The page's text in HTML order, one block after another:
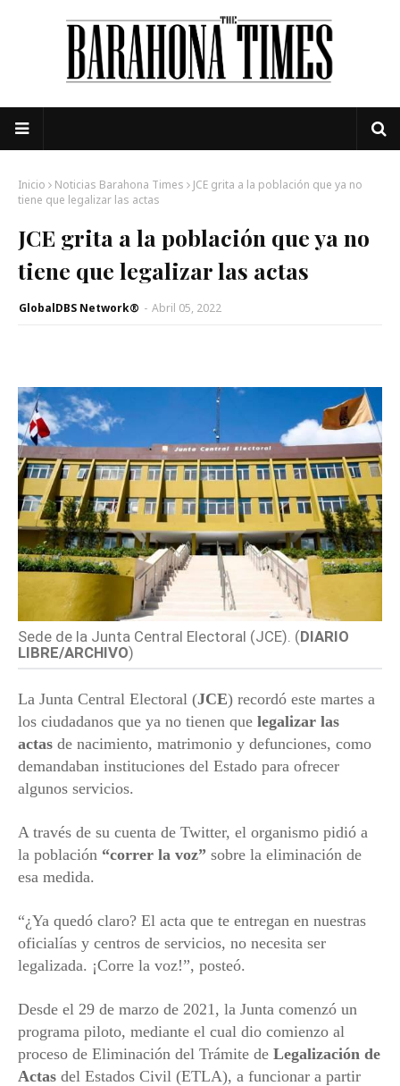
Inicio Noticias Barahona Times
JCE grita a la población que ya no
tiene que legalizar las actas
JCE grita a la población que ya no
tiene que legalizar las actas
GlobalDBS Network® - Abril 05, 2022
Sede de la Junta Central Electoral (JCE). (DIARIO
LIBRE/ARCHIVO)
La Junta Central Electoral (JCE) recordó este martes a
los ciudadanos que ya no tienen que legalizar las
actas de nacimiento, matrimonio y defunciones, como
demandaban instituciones del Estado para ofrecer
algunos servicios.
A través de su cuenta de Twitter, el organismo pidió a
la población “correr la voz” sobre la eliminación de
esa medida.
“¿Ya quedó claro? El acta que te entregan en nuestras
oficialías y centros de servicios, no necesita ser
legalizada. ¡Corre la voz!”, posteó.
Desde el 29 de marzo de 2021, la Junta comenzó un
programa piloto, mediante el cual dio comienzo al
proceso de Eliminación del Trámite de Legalización de
Actas del Estados Civil (ETLA), a funcionar a partir